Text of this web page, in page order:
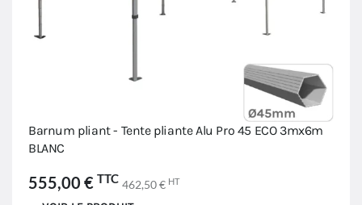
Barnum pliant - Tente pliante Alu Pro 45 ECO 3mx6m
BLANC
555,00 € TTC 462,50 € HT